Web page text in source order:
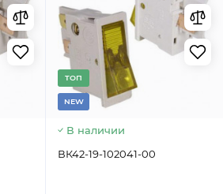
TОП
NEW
В наличии
ВК42-19-102041-00